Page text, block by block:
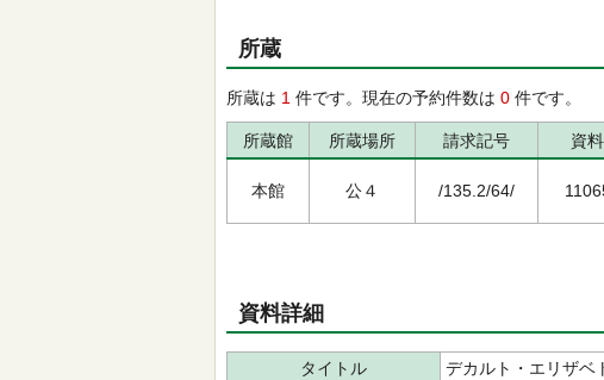
所蔵
所蔵は 1 件です。現在の予約件数は 0 件です。
所蔵館 所蔵場所 請求記号 資
本館 公４ /135.2/64/
資料詳細
タイトル デカルト・エリザベ